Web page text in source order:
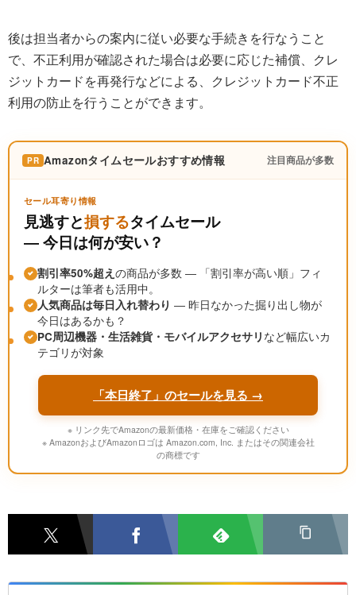
後は担当者からの案内に従い必要な手続きを行なうこと
で、不正利用が確認された場合は必要に応じた補償、クレ
ジットカードを再発行などによる、クレジットカード不正
利用の防止を行うことができます。
PR Amazonタイムセールおすすめ情報 注目商品が多数
セール耳寄り情報
見逃すと損するタイムセール
― 今日は何が安い？
割引率50%超え の商品が多数 ― 「割引率が高い順」フィ
ルターは筆者も活用中。
人気商品は毎日入れ替わり ― 昨日なかった掘り出し物が
今日はあるかも？
PC周辺機器・生活雑貨・モバイルアクセサリ など幅広いカ
テゴリが対象
「本日終了」のセールを見る →
※ リンク先でAmazonの最新価格・在庫をご確認ください
※ AmazonおよびAmazonロゴは Amazon.com, Inc. またはその関連会社
の商標です